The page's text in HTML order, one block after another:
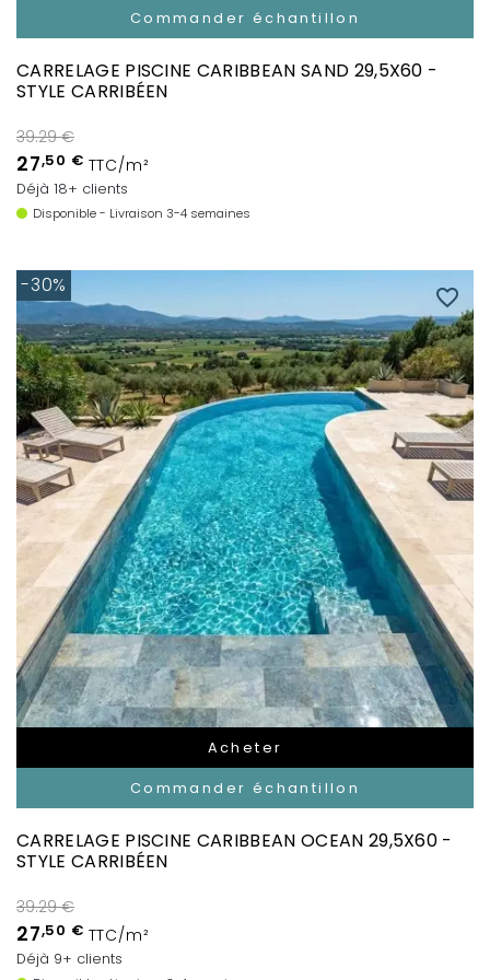
Commander échantillon
CARRELAGE PISCINE CARIBBEAN SAND 29,5X60 -
STYLE CARRIBÉEN
39.29 €
27,50 € TTC/m²
Déjà 18+ clients
Disponible - Livraison 3-4 semaines
Acheter
Commander échantillon
favorite_border
CARRELAGE PISCINE CARIBBEAN OCEAN 29,5X60 -
STYLE CARRIBÉEN
39.29 €
27,50 € TTC/m²
Déjà 9+ clients
-30%